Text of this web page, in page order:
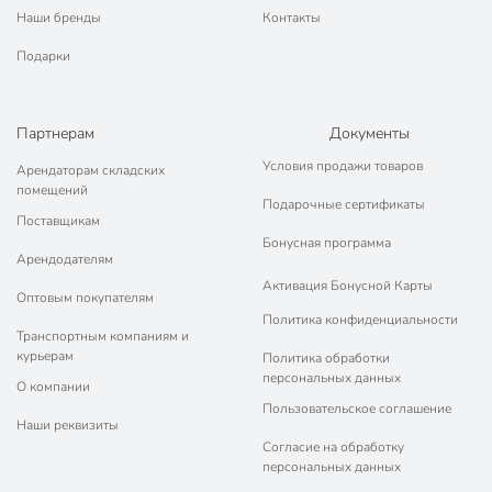
Наши бренды
Подарки
Контакты
Партнерам
Арендаторам складских
помещений
Поставщикам
Арендодателям
Оптовым покупателям
Транспортным компаниям и
курьерам
О компании
Наши реквизиты
Документы
Условия продажи товаров
Подарочные сертификаты
Бонусная программа
Активация Бонусной Карты
Политика конфиденциальности
Политика обработки
персональных данных
Пользовательское соглашение
Согласие на обработку
персональных данных